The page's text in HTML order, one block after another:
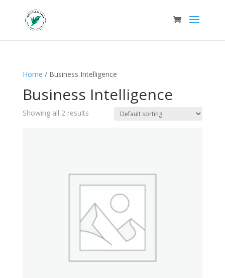
Home / Business Intelligence
Business Intelligence
Showing all 2 results